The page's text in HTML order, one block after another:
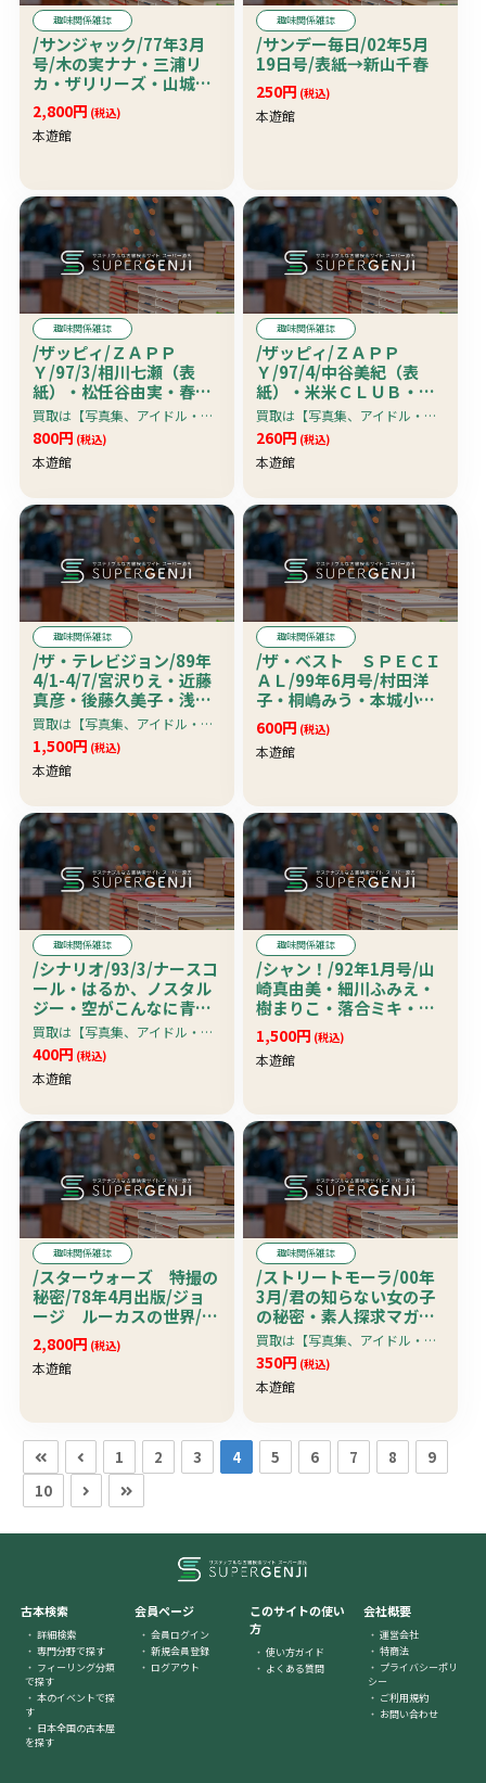
趣味関係雑誌
/サンジャック/77年3月
号/木の実ナナ・三浦リ
カ・ザリリーズ・山城麗
子・森下愛子・瀬川順子
2,800円 (税込)
本遊館
趣味関係雑誌
/サンデー毎日/02年5月
19日号/表紙→新山千春
250円 (税込)
本遊館
趣味関係雑誌
/ザッピィ/ＺＡＰＰ
Ｙ/97/3/相川七瀬（表
紙）・松任谷由実・春別
れと出会いのラブソング
買取は【写真集、アイドル・グラビア系雑誌、アダルト雑誌・アイドルビデオ＆ＤＶＤ】限定です。
800円 (税込)
本遊館
趣味関係雑誌
/ザッピィ/ＺＡＰＰ
Ｙ/97/4/中谷美紀（表
紙）・米米ＣＬＵＢ・春
の新生活は音楽ではじめ
よう
買取は【写真集、アイドル・グラビア系雑誌、アダルト雑誌・アイドルビデオ＆ＤＶＤ】限定です。
260円 (税込)
本遊館
趣味関係雑誌
/ザ・テレビジョン/89年
4/1-4/7/宮沢りえ・近藤
真彦・後藤久美子・浅野
ゆう子・南野陽子・田原
俊彦・野村
買取は【写真集、アイドル・グラビア系雑誌、アダルト雑誌・アイドルビデオ＆ＤＶＤ】限定です。
1,500円 (税込)
本遊館
趣味関係雑誌
/ザ・ベスト ＳＰＥＣＩ
ＡＬ/99年6月号/村田洋
子・桐嶋みう・本城小百
合
600円 (税込)
本遊館
趣味関係雑誌
/シナリオ/93/3/ナースコ
ール・はるか、ノスタル
ジー・空がこんなに青い
わけがない/シナリオ作家
協会
買取は【写真集、アイドル・グラビア系雑誌、アダルト雑誌・アイドルビデオ＆ＤＶＤ】限定です。
400円 (税込)
本遊館
趣味関係雑誌
/シャン！/92年1月号/山
崎真由美・細川ふみえ・
樹まりこ・落合ミキ・小
鳩美愛・
1,500円 (税込)
本遊館
趣味関係雑誌
/スターウォーズ 特撮の
秘密/78年4月出版/ジョ
ージ ルーカスの世界/Ｂ
ＡＮＤＡＩ/
2,800円 (税込)
本遊館
趣味関係雑誌
/ストリートモーラ/00年
3月/君の知らない女の子
の秘密・素人探求マガジ
ン
買取は【写真集、アイドル・グラビア系雑誌、アダルト雑誌・アイドルビデオ＆ＤＶＤ】限定です。
350円 (税込)
本遊館
1 2 3 4 5 6 7 8
9
10
古本検索
詳細検索
専門分野で探す
フィーリング分類
で探す
本のイベントで探
す
日本全国の古本屋
を探す
会員ページ
会員ログイン
新規会員登録
ログアウト
このサイトの使い
方
使い方ガイド
よくある質問
会社概要
運営会社
特商法
プライバシーポリ
シー
ご利用規約
お問い合わせ